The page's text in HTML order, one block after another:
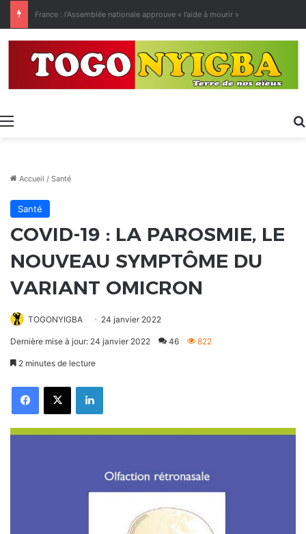
Menu
Accueil / Santé
Santé
COVID-19 : LA PAROSMIE, LE
NOUVEAU SYMPTÔME DU
VARIANT OMICRON
TOGONYIGBA 24 janvier 2022
Dernière mise à jour: 24 janvier 2022 46 822
2 minutes de lecture
FacebookX Linkedin